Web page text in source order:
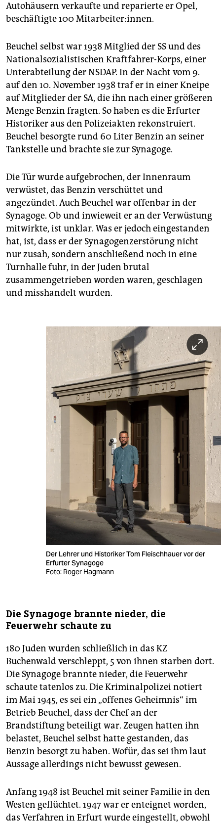
Autohäusern verkaufte und reparierte er Opel,
beschäftigte 100 Mitarbeiter:innen.
Beuchel selbst war 1938 Mitglied der SS und des
Nationalsozialistischen Kraftfahrer-Korps, einer
Unterabteilung der NSDAP. In der Nacht vom 9.
auf den 10. November 1938 traf er in einer Kneipe
auf Mitglieder der SA, die ihn nach einer größeren
Menge Benzin fragten. So haben es die Erfurter
Historiker aus den Polizeiakten rekonstruiert.
Beuchel besorgte rund 60 Liter Benzin an seiner
Tankstelle und brachte sie zur Synagoge.
Die Tür wurde aufgebrochen, der Innenraum
verwüstet, das Benzin verschüttet und
angezündet. Auch Beuchel war offenbar in der
Synagoge. Ob und inwieweit er an der Verwüstung
mitwirkte, ist unklar. Was er jedoch eingestanden
hat, ist, dass er der Synagogenzerstörung nicht
nur zusah, sondern anschließend noch in eine
Turnhalle fuhr, in der Juden brutal
zusammengetrieben worden waren, geschlagen
und misshandelt wurden.
Der Lehrer und Historiker Tom Fleischhauer vor der
Erfurter Synagoge
Foto: Roger Hagmann
Die Synagoge brannte nieder, die
Feuerwehr schaute zu
180 Juden wurden schließlich in das KZ
Buchenwald verschleppt, 5 von ihnen starben dort.
Die Synagoge brannte nieder, die Feuerwehr
schaute tatenlos zu. Die Kriminalpolizei notiert
im Mai 1945, es sei ein „offenes Geheimnis“ im
Betrieb Beuchel, dass der Chef an der
Brandstiftung beteiligt war. Zeugen hatten ihn
belastet, Beuchel selbst hatte gestanden, das
Benzin besorgt zu haben. Wofür, das sei ihm laut
Aussage allerdings nicht bewusst gewesen.
Anfang 1948 ist Beuchel mit seiner Familie in den
Westen geflüchtet. 1947 war er enteignet worden,
das Verfahren in Erfurt wurde eingestellt, obwohl